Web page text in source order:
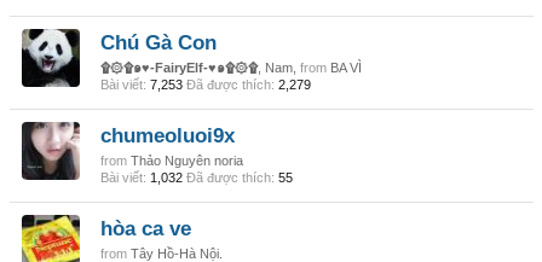
Chú Gà Con
۩۞۩๑♥-FairyElf-♥๑۩۞۩, Nam, from BA VÌ
Bài viết: 7,253 Đã được thích: 2,279
chumeoluoi9x
from Thảo Nguyên noria
Bài viết: 1,032 Đã được thích: 55
hòa ca ve
from Tây Hồ-Hà Nội.